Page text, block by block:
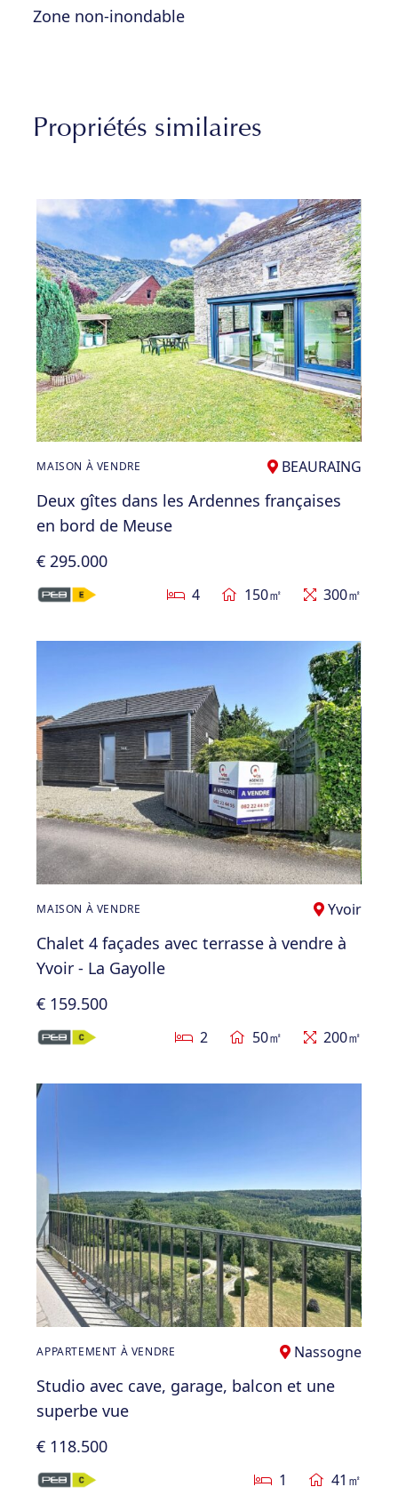
Zone non-inondable
Propriétés similaires
MAISON À VENDRE BEAURAING
Deux gîtes dans les Ardennes françaises
en bord de Meuse
€ 295.000
4 150㎡ 300㎡
MAISON À VENDRE Yvoir
Chalet 4 façades avec terrasse à vendre à
Yvoir - La Gayolle
€ 159.500
2 50㎡ 200㎡
APPARTEMENT À VENDRE Nassogne
Studio avec cave, garage, balcon et une
superbe vue
€ 118.500
1 41㎡